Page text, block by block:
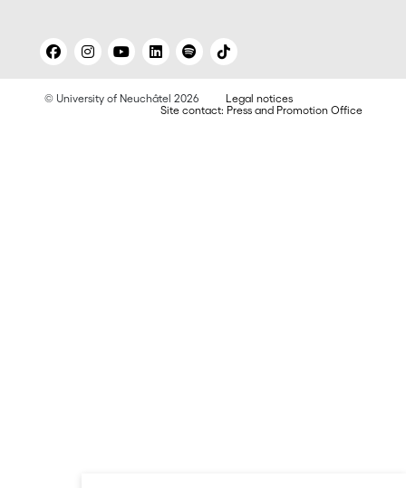
© University of Neuchâtel 2026
Legal notices
Site contact: Press and Promotion Office